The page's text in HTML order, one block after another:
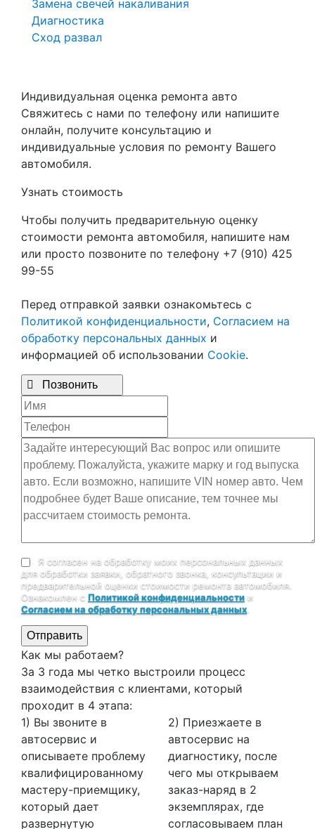
Замена свечей накаливания
Диагностика
Сход развал
Индивидуальная оценка ремонта авто
Свяжитесь с нами по телефону или напишите
онлайн, получите консультацию и
индивидуальные условия по ремонту Вашего
автомобиля.
Узнать стоимость
Чтобы получить предварительную оценку
стоимости ремонта автомобиля, напишите нам
или просто позвоните по телефону +7 (910) 425
99-55
Перед отправкой заявки ознакомьтесь с
Политикой конфиденциальности, Согласием на
обработку персональных данных и
информацией об использовании Cookie.
 Позвонить
Я согласен на обработку моих персональных данных
для обработки заявки, обратного звонка, консультации и
предварительной оценки стоимости ремонта автомобиля.
Ознакомлен с Политикой конфиденциальности и
Согласием на обработку персональных данных
Отправить
Как мы работаем?
За 3 года мы четко выстроили процесс
взаимодействия с клиентами, который
проходит в 4 этапа:
1) Вы звоните в
автосервис и
описываете проблему
квалифицированному
мастеру-приемщику,
который дает
развернутую
2) Приезжаете в
автосервис на
диагностику, после
чего мы открываем
заказ-наряд в 2
экземплярах, где
согласовываем план